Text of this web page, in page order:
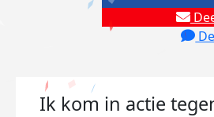
Ik kom in actie